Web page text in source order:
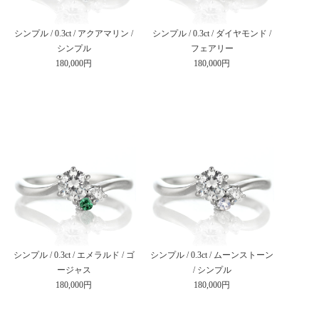
シンプル / 0.3ct / アクアマリン /
シンプル
180,000円
シンプル / 0.3ct / ダイヤモンド /
フェアリー
180,000円
シンプル / 0.3ct / エメラルド / ゴ
ージャス
180,000円
シンプル / 0.3ct / ムーンストーン
/ シンプル
180,000円